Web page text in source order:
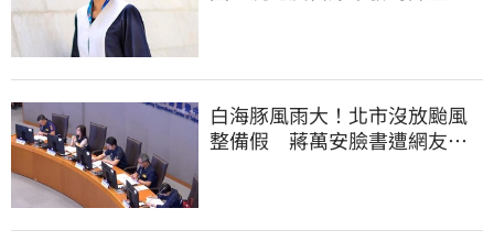
白海豚風雨大！北市沒放颱風
整備假 蔣萬安臉書遭網友灌